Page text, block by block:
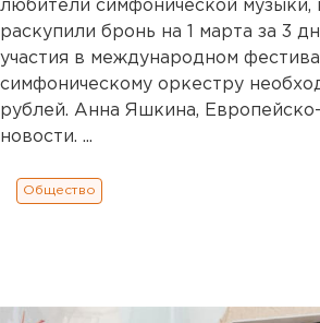
любители симфонической музыки,
раскупили бронь на 1 марта за 3
участия в международном
симфоническому оркестру
рублей. Анна Яшкина,
новости. ...
Общество